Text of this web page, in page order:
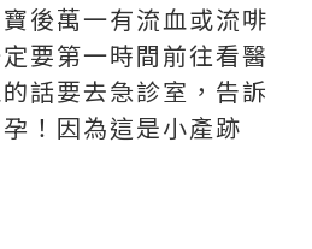
後萬一有流血或流啡
要第一時間前往看醫
話要去急診室，告訴
！因為這是小產跡